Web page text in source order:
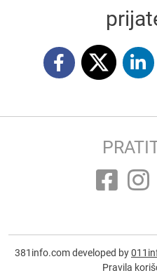
381info.com developed by
Pravila